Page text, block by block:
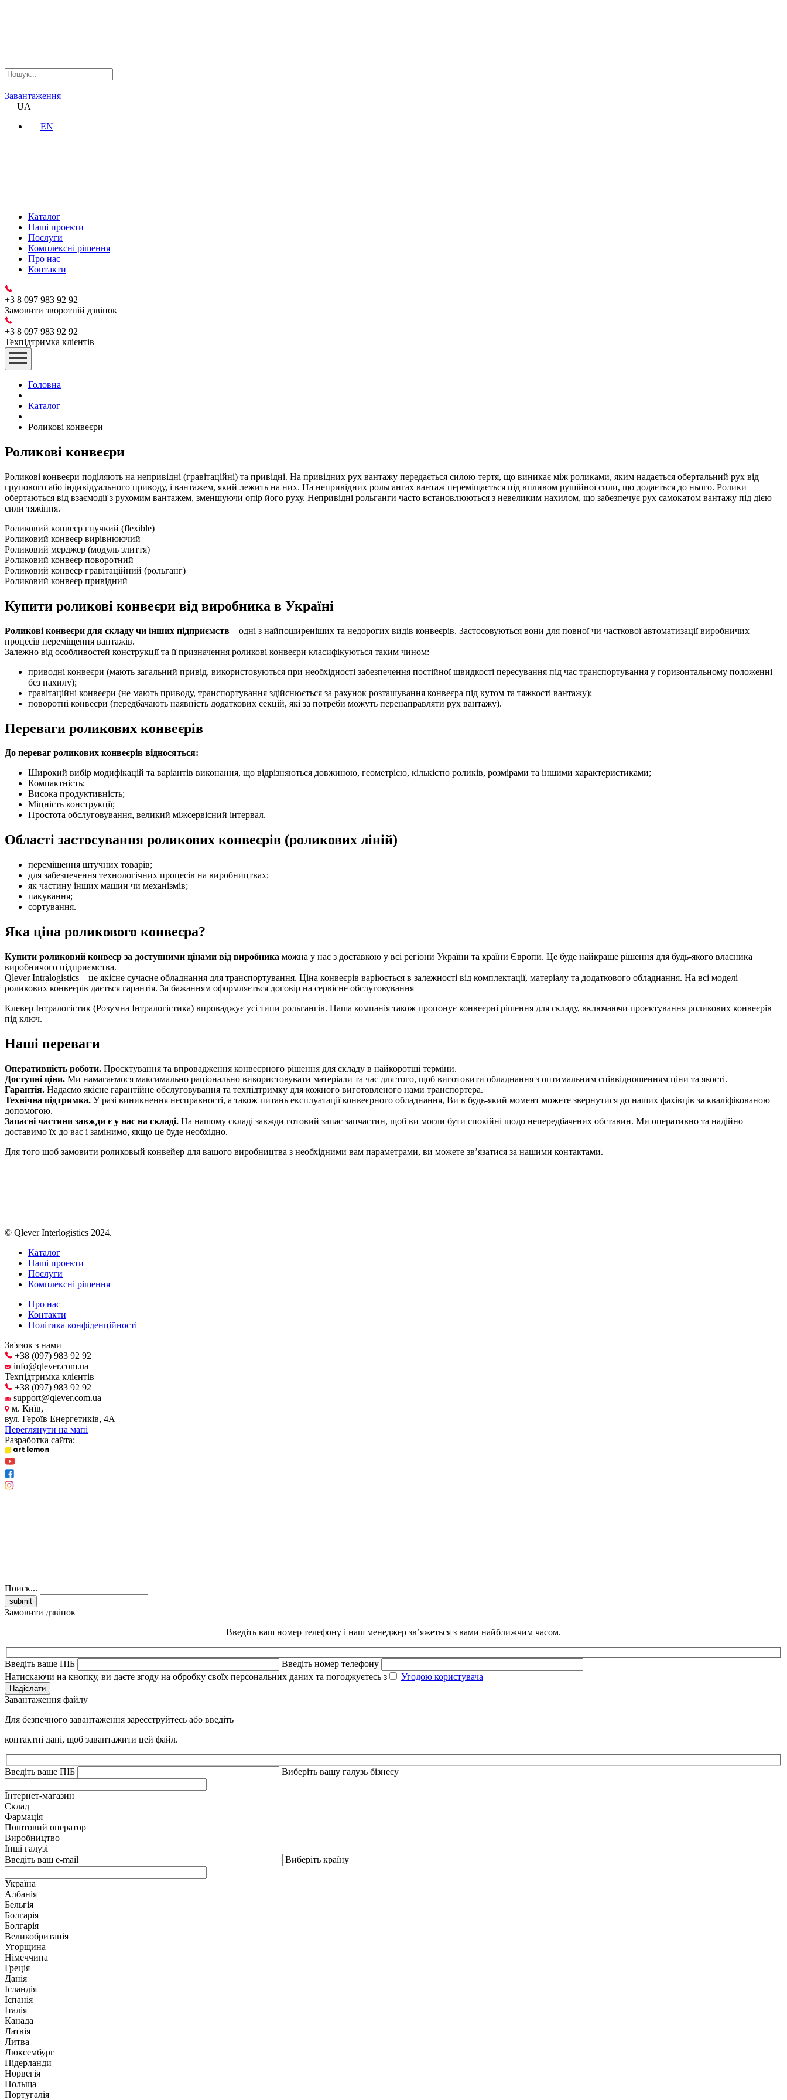
Завантаження
UA
EN
Каталог
Наші проекти
Послуги
Комплексні рішення
Про нас
Контакти
+3 8 097 983 92 92
Замовити зворотній дзвінок
+3 8 097 983 92 92
Техпідтримка клієнтів
Головна
|
Каталог
|
Роликові конвеєри
Роликові конвеєри
Роликові конвеєри поділяють на непривідні (гравітаційні) та привідні. На привідних рух вантажу передається силою тертя, що виникає між роликами, яким надається обертальний рух від
групового або індивідуального приводу, і вантажем, який лежить на них. На непривідних рольгангах вантаж переміщається під впливом рушійної сили, що додається до нього. Ролики
обертаються від взаємодії з рухомим вантажем, зменшуючи опір його руху. Непривідні рольганги часто встановлюються з невеликим нахилом, що забезпечує рух самокатом вантажу під дією
сили тяжіння.
Роликовий конвеєр гнучкий (flexible)
Роликовий конвеєр вирівнюючий
Роликовий мерджер (модуль злиття)
Роликовий конвеєр поворотний
Роликовий конвеєр гравітаційний (рольганг)
Роликовий конвеєр привідний
Купити роликові конвеєри від виробника в Україні
Роликові конвеєри для складу чи інших підприємств – одні з найпоширеніших та недорогих видів конвеєрів. Застосовуються вони для повної чи часткової автоматизації виробничих
процесів переміщення вантажів.
Залежно від особливостей конструкції та її призначення роликові конвеєри класифікуються таким чином:
приводні конвеєри (мають загальний привід, використовуються при необхідності забезпечення постійної швидкості пересування під час транспортування у горизонтальному положенні
без нахилу);
гравітаційні конвеєри (не мають приводу, транспортування здійснюється за рахунок розташування конвеєра під кутом та тяжкості вантажу);
поворотні конвеєри (передбачають наявність додаткових секцій, які за потреби можуть перенаправляти рух вантажу).
Переваги роликових конвеєрів
До переваг роликових конвеєрів відносяться:
Широкий вибір модифікацій та варіантів виконання, що відрізняються довжиною, геометрією, кількістю роликів, розмірами та іншими характеристиками;
Компактність;
Висока продуктивність;
Міцність конструкції;
Простота обслуговування, великий міжсервісний інтервал.
Області застосування роликових конвеєрів (роликових ліній)
переміщення штучних товарів;
для забезпечення технологічних процесів на виробництвах;
як частину інших машин чи механізмів;
пакування;
сортування.
Яка ціна роликового конвеєра?
Купити роликовий конвеєр за доступними цінами від виробника можна у нас з доставкою у всі регіони України та країни Європи. Це буде найкраще рішення для будь-якого власника
виробничого підприємства.
Qlever Intralogistics – це якісне сучасне обладнання для транспортування. Ціна конвеєрів варіюється в залежності від комплектації, матеріалу та додаткового обладнання. На всі моделі
роликових конвеєрів дається гарантія. За бажанням оформляється договір на сервісне обслуговування
Клевер Інтралогістик (Розумна Інтралогістика) впроваджує усі типи рольгангів. Наша компанія також пропонує конвеєрні рішення для складу, включаючи проєктування роликових конвеєрів
під ключ.
Наші переваги
Оперативність роботи. Проєктування та впровадження конвеєрного рішення для складу в найкоротші терміни.
Доступні ціни. Ми намагаємося максимально раціонально використовувати матеріали та час для того, щоб виготовити обладнання з оптимальним співвідношенням ціни та якості.
Гарантія. Надаємо якісне гарантійне обслуговування та техпідтримку для кожного виготовленого нами транспортера.
Технічна підтримка. У разі виникнення несправності, а також питань експлуатації конвеєрного обладнання, Ви в будь-який момент можете звернутися до наших фахівців за кваліфікованою
допомогою.
Запасні частини завжди є у нас на складі. На нашому складі завжди готовий запас запчастин, щоб ви могли бути спокійні щодо непередбачених обставин. Ми оперативно та надійно
доставимо їх до вас і замінимо, якщо це буде необхідно.
Для того щоб замовити роликовый конвейер для вашого виробництва з необхідними вам параметрами, ви можете зв’язатися за нашими контактами.
© Qlever Interlogistics 2024.
Каталог
Наші проекти
Послуги
Комплексні рішення
Про нас
Контакти
Політика конфіденційності
Зв'язок з нами
+38 (097) 983 92 92
info@qlever.com.ua
Техпідтримка клієнтів
+38 (097) 983 92 92
support@qlever.com.ua
м. Київ,
вул. Героїв Енергетиків, 4А
Переглянути на мапі
Разработка сайта:
Поиск...
Замовити дзвінок
Введіть ваш номер телефону і наш менеджер зв’яжеться з вами найближчим часом.
Введіть ваше ПІБ
Введіть номер телефону
Натискаючи на кнопку, ви даєте згоду на обробку своїх персональних даних та погоджуєтесь з
Угодою користувача
Надіслати
Завантаження файлу
Для безпечного завантаження зареєструйтесь або введіть
контактні дані, щоб завантажити цей файл.
Введіть ваше ПІБ Виберіть вашу галузь бізнесу
Інтернет-магазин
Склад
Фармація
Поштовий оператор
Виробництво
Інші галузі
Введіть ваш e-mail
Виберіть країну
Україна
Албанія
Бельгія
Болгарія
Болгарія
Великобританія
Угорщина
Німеччина
Греція
Данія
Ісландія
Іспанія
Італія
Канада
Латвія
Литва
Люксембург
Нідерланди
Норвегія
Польща
Португалія